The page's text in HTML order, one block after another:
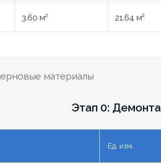
3.60 м² 21.64 м²
материалы
Этап 0:
Ед. изм.